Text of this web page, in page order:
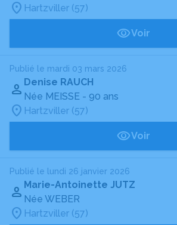
Hartzviller (57)
Voir
Publié le mardi 03 mars 2026
Denise RAUCH
Née MEISSE - 90 ans
Hartzviller (57)
Voir
Publié le lundi 26 janvier 2026
Marie-Antoinette JUTZ
Née WEBER
Hartzviller (57)